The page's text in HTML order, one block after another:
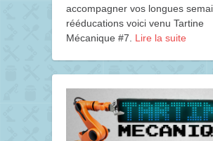
accompagner vos longues
rééducations voici venu Tartine
Mécanique #7. Lire la suite